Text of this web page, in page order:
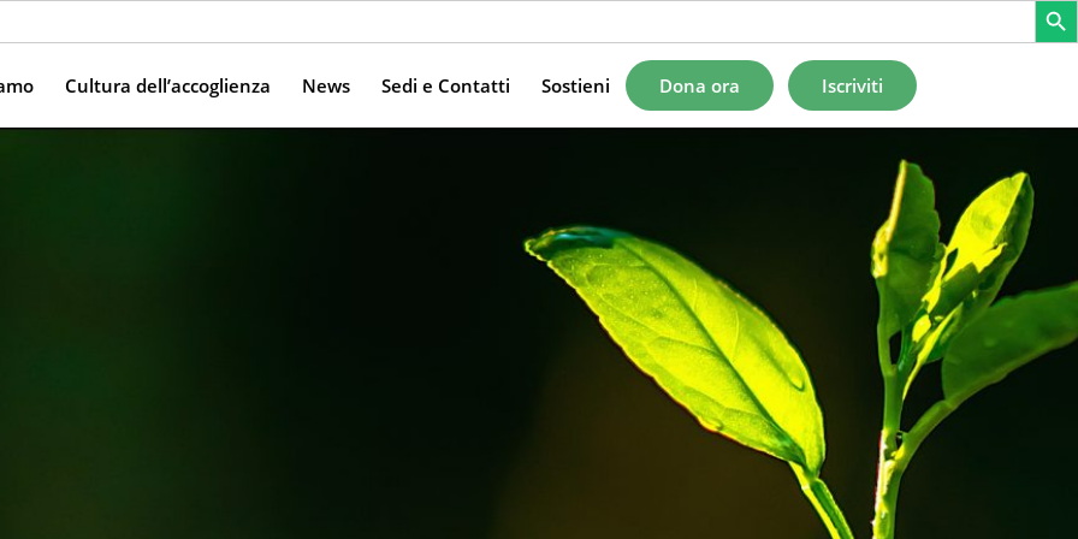
Cultura dell’accoglienza News Sedi e Contatti Sostieni Dona ora Iscriviti